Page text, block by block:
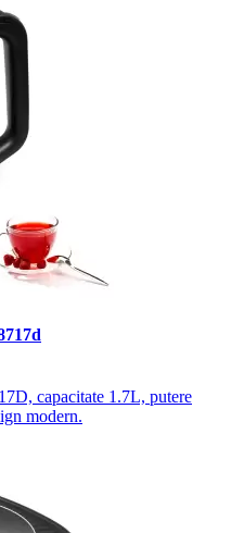
capacitate 1.7L, putere
modern.